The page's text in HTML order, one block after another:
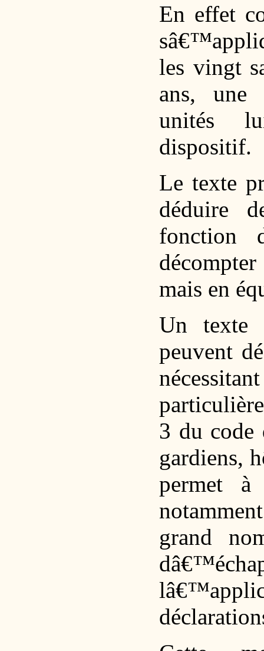
En effet
les vingt
ans, une
unités
dispositif.
Le texte
déduire
fonction
mais en
Un texte
peuvent
3 du code
gardiens,
permet à
grand